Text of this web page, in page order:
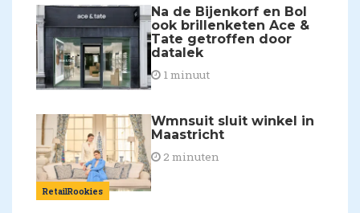
Na de Bijenkorf en Bol
ook brillenketen Ace &
Tate getroffen door
datalek
1 minuut
RetailRookies
Wmnsuit sluit winkel in
Maastricht
2 minuten